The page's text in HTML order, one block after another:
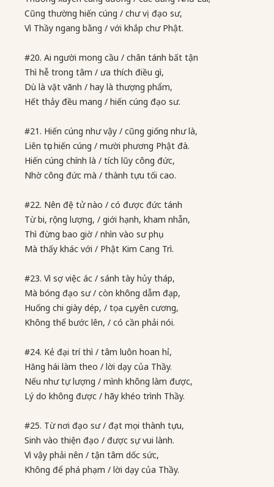
Cũng thường hiến cúng / chư vị đạo sư,
Vì Thầy ngang bằng / với khắp chư Phật.
#20. Ai người mong cầu / chân tánh bất tận
Thì hễ trong tâm / ưa thích điều gì,
Dù là vặt vãnh / hay là thượng phẩm,
Hết thảy đều mang / hiến cúng đạo sư.
#21. Hiến cúng như vậy / cũng giống như là,
Liên tục hiến cúng / mười phương Phật đà.
Hiến cúng chính là / tích lũy công đức,
Nhờ công đức mà / thành tựu tối cao.
#22. Nên đệ tử nào / có được đức tánh
Từ bi, rộng lượng, / giới hạnh, kham nhẫn,
Thì đừng bao giờ / nhìn vào sư phụ
Mà thấy khác với / Phật Kim Cang Trì.
#23. Vì sợ việc ác / sánh tày hủy tháp,
Mà bóng đạo sư / còn không dẫm đạp,
Huống chi giày dép, / tọa cụ, yên cương,
Không thể bước lên, / có cần phải nói.
#24. Kẻ đại trí thì / tâm luôn hoan hỉ,
Hăng hái làm theo / lời dạy của Thầy.
Nếu như tự lượng / mình không làm được,
Lý do không được / hãy khéo trình Thầy.
#25. Từ nơi đạo sư / đạt mọi thành tựu,
Sinh vào thiện đạo / được sự vui lành.
Vì vậy phải nên / tận tâm dốc sức,
Không để phá phạm / lời dạy của Thầy.